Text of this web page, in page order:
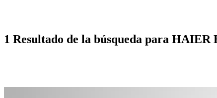
1 Resultado de la búsqueda para